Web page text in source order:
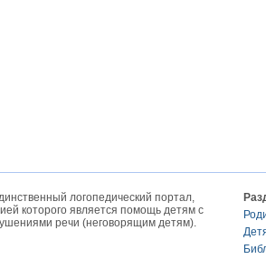
логопедический портал,
которого является помощь детям с
речи (неговорящим детям).